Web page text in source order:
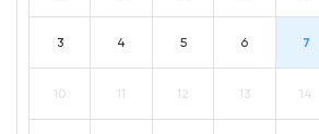
3 4 5 6 7
10 11 12 13 14